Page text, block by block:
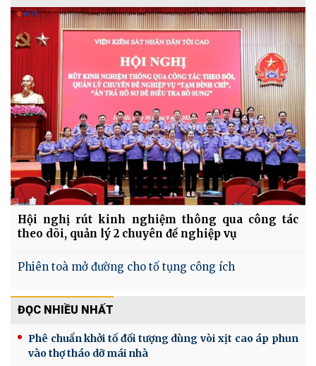
Hội nghị rút kinh nghiệm thông qua công tác
theo dõi, quản lý 2 chuyên đề nghiệp vụ
Phiên toà mở đường cho tố tụng công ích
ĐỌC NHIỀU NHẤT
Phê chuẩn khởi tố đối tượng dùng vòi xịt cao áp phun
vào thợ tháo dỡ mái nhà